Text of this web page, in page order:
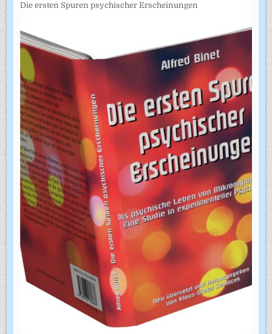
Die ersten Spuren psychischer Erscheinungen